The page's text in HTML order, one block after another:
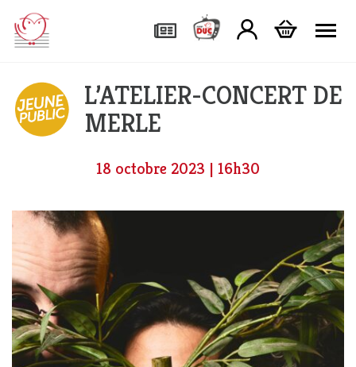
L’ATELIER-CONCERT DE
MERLE
18 octobre 2023 | 16h30